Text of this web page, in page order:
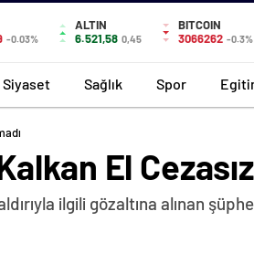
-0.03%
ALTIN
6.521,58 0,45
BITCOIN
3066262 -0.3%
Siyaset Sağlık Spor
El
ilgili gözaltına alınan